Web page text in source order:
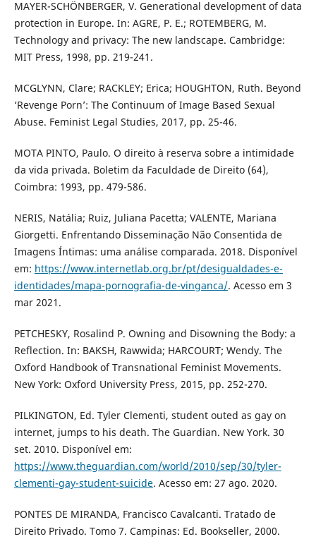
MAYER-SCHÖNBERGER, V. Generational development of data
protection in Europe. In: AGRE, P. E.; ROTEMBERG, M.
Technology and privacy: The new landscape. Cambridge:
MIT Press, 1998, pp. 219-241.
MCGLYNN, Clare; RACKLEY; Erica; HOUGHTON, Ruth. Beyond
‘Revenge Porn’: The Continuum of Image Based Sexual
Abuse. Feminist Legal Studies, 2017, pp. 25-46.
MOTA PINTO, Paulo. O direito à reserva sobre a intimidade
da vida privada. Boletim da Faculdade de Direito (64),
Coimbra: 1993, pp. 479-586.
NERIS, Natália; Ruiz, Juliana Pacetta; VALENTE, Mariana
Giorgetti. Enfrentando Disseminação Não Consentida de
Imagens Íntimas: uma análise comparada. 2018. Disponível
em: https://www.internetlab.org.br/pt/desigualdades-e-
identidades/mapa-pornografia-de-vinganca/. Acesso em 3
mar 2021.
PETCHESKY, Rosalind P. Owning and Disowning the Body: a
Reflection. In: BAKSH, Rawwida; HARCOURT; Wendy. The
Oxford Handbook of Transnational Feminist Movements.
New York: Oxford University Press, 2015, pp. 252-270.
PILKINGTON, Ed. Tyler Clementi, student outed as gay on
internet, jumps to his death. The Guardian. New York. 30
set. 2010. Disponível em:
https://www.theguardian.com/world/2010/sep/30/tyler-
clementi-gay-student-suicide. Acesso em: 27 ago. 2020.
PONTES DE MIRANDA, Francisco Cavalcanti. Tratado de
Direito Privado. Tomo 7. Campinas: Ed. Bookseller, 2000.